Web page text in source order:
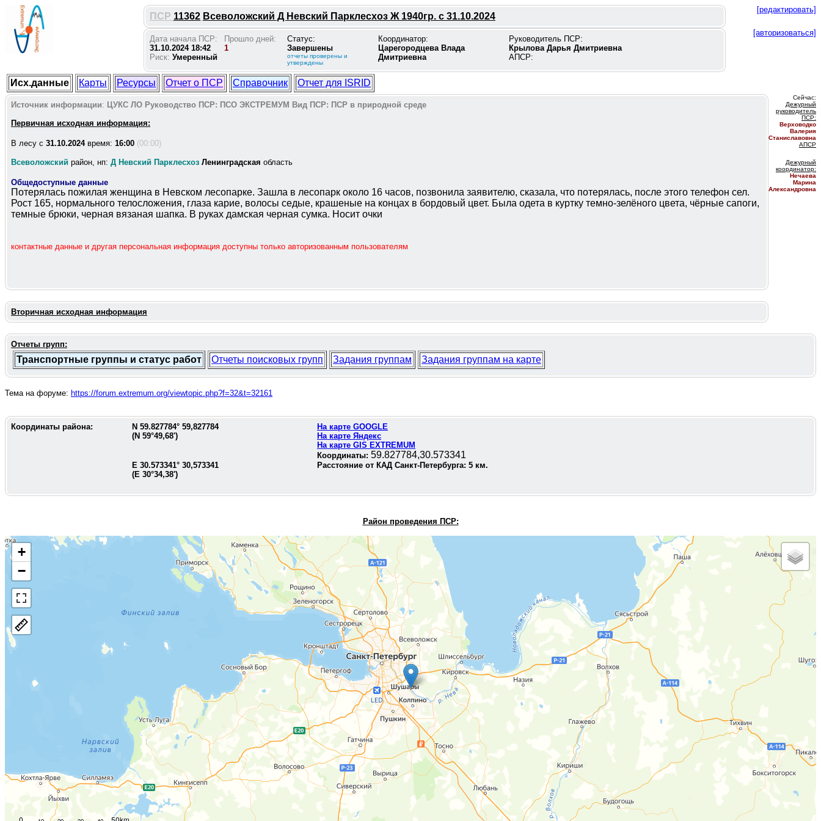
ПСР 11362 Всеволожский Д Невский Парклесхоз Ж 1940гр. с 31.10.2024
[редактировать]
Дата начала ПСР:
31.10.2024 18:42
Риск: Умеренный
Прошло дней:
1
Статус:
Завершены
отчеты проверены и
утверждены
Координатор:
Царегородцева Влада
Дмитриевна
Руководитель ПСР:
Крылова Дарья Дмитриевна
АПСР:
[авторизоваться]
Исх.данные Карты Ресурсы Отчет о ПСР Справочник Отчет для ISRID
Источник информации: ЦУКС ЛО Руководство ПСР: ПСО ЭКСТРЕМУМ Вид ПСР: ПСР в природной среде
Первичная исходная информация:
В лесу c 31.10.2024время: 16:00 (00:00)
Всеволожский район, нп: Д Невский Парклесхоз Ленинградская область
Общедоступные данные
Потерялась пожилая женщина в Невском лесопарке. Зашла в лесопарк около 16 часов, позвонила заявителю, сказала, что потерялась, после этого телефон сел.
Рост 165, нормального телосложения, глаза карие, волосы седые, крашеные на концах в бордовый цвет. Была одета в куртку темно-зелёного цвета, чёрные сапоги,
темные брюки, черная вязаная шапка. В руках дамская черная сумка. Носит очки
контактные данные и другая персональная информация доступны только авторизованным пользователям
Сейчас:
Дежурный
руководитель
ПСР:
Верховодко
Валерия
Станиславовна
АПСР
Дежурный
координатор:
Нечаева
Марина
Александровна
Вторичная исходная информация
Отчеты групп:
Транспортные группы и статус работ Отчеты поисковых групп Задания группам Задания группам на карте
Тема на форуме: https://forum.extremum.org/viewtopic.php?f=32&t=32161
Координаты района: N 59.827784° 59,827784
(N 59°49,68')
На карте GOOGLE
На карте Яндекс
На карте GIS EXTREMUM
Координаты: 59.827784,30.573341
E 30.573341° 30,573341
(E 30°34,38')
Расстояние от КАД Санкт-Петербурга: 5 км.
Район проведения ПСР:
+
−